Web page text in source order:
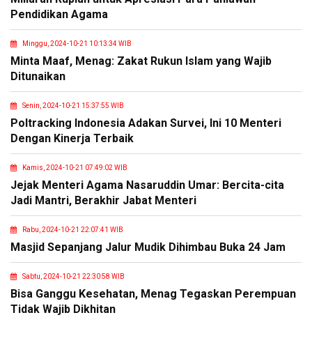
Pendidikan Agama
Minggu, 2024-10-21 10:13:34 WIB
Minta Maaf, Menag: Zakat Rukun Islam yang Wajib
Ditunaikan
Senin, 2024-10-21 15:37:55 WIB
Poltracking Indonesia Adakan Survei, Ini 10 Menteri
Dengan Kinerja Terbaik
Kamis, 2024-10-21 07:49:02 WIB
Jejak Menteri Agama Nasaruddin Umar: Bercita-cita
Jadi Mantri, Berakhir Jabat Menteri
Rabu, 2024-10-21 22:07:41 WIB
Masjid Sepanjang Jalur Mudik Dihimbau Buka 24 Jam
Sabtu, 2024-10-21 22:30:58 WIB
Bisa Ganggu Kesehatan, Menag Tegaskan Perempuan
Tidak Wajib Dikhitan